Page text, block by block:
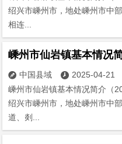
绍兴市嵊州市，地处嵊州市中
相连...
嵊州市仙岩镇基本情况
 中国县域  2025-04-21
嵊州市仙岩镇基本情况简介
绍兴市嵊州市，地处嵊州市中
道、剡...